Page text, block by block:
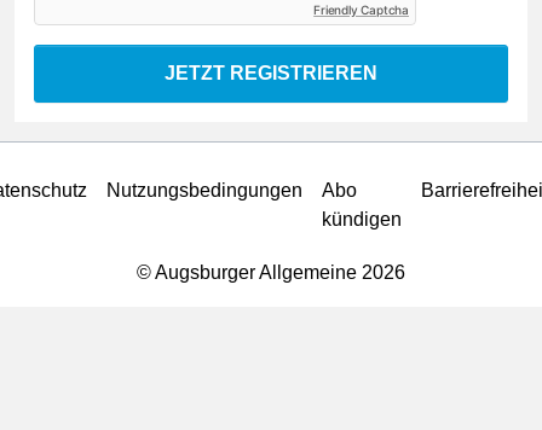
Friendly Captcha
JETZT REGISTRIEREN
Nutzungsbedingungen
Abo
kündigen
© Augsburger Allgemeine 2026